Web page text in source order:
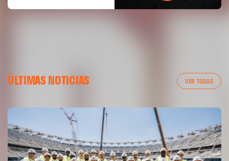
ÚLTIMAS NOTICIAS VER TODAS